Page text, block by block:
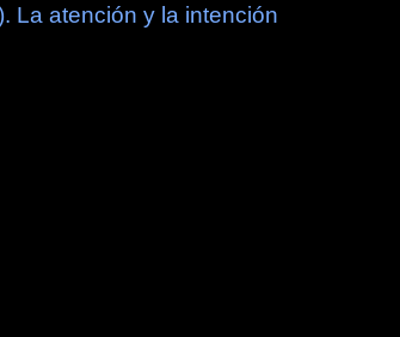
La atención y la intención